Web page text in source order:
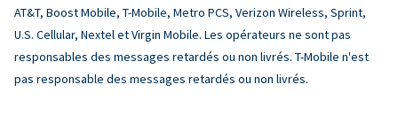
AT&T, Boost Mobile, T-Mobile, Metro PCS, Verizon Wireless, Sprint,
U.S. Cellular, Nextel et Virgin Mobile. Les opérateurs ne sont pas
responsables des messages retardés ou non livrés. T-Mobile n'est
pas responsable des messages retardés ou non livrés.